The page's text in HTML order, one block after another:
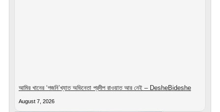
আমির খানের ‘গজনি’খ্যাত অভিনেতা প্রদীপ রাওয়াত আর নেই – DesheBideshe
August 7, 2026